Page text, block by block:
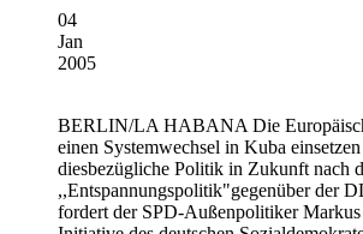
04
Jan
2005
BERLIN/LA HABANADie
einen Systemwechsel in Kuba
diesbezügliche Politik in Zukunft nach
,,Entspannungspolitik"gegenüber der
fordert der SPD-Außenpolitiker